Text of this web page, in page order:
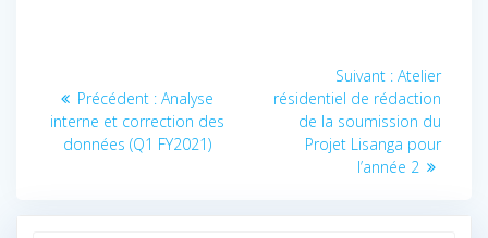
de
l’article
Précédent : Article
précédent
:
Analyse
interne et correction des
données (Q1 FY2021)
Suivant : Article
suivant
:
Atelier
résidentiel de rédaction
de la soumission du
Projet Lisanga pour
l’année 2